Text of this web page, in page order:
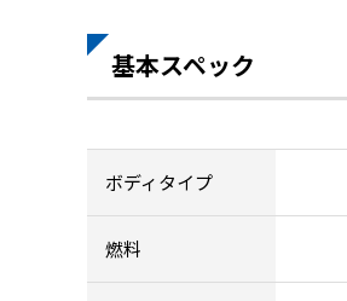
基本スペック
ボディタイプ
燃料